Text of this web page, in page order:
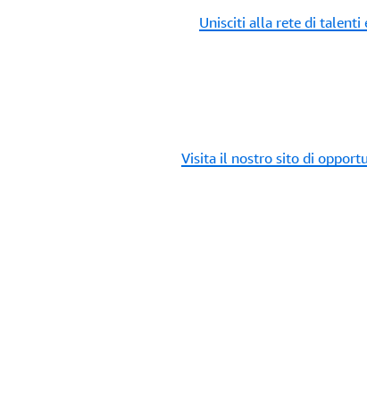
Unisciti alla rete di talenti
Visita il nostro sito di